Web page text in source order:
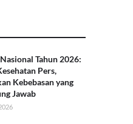
Tahun 2026:
Pers,
Kebebasan yang
Jawab